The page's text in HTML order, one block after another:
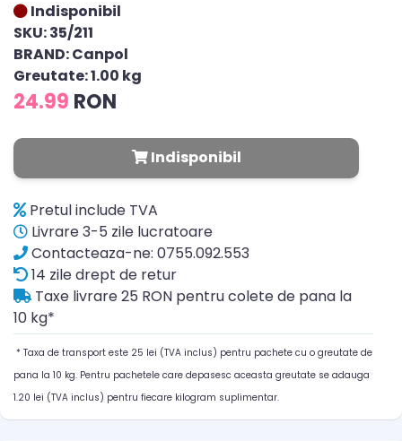
Indisponibil
SKU: 35/211
BRAND: Canpol
Greutate: 1.00 kg
24.99 RON
Indisponibil
Pretul include TVA
Livrare 3-5 zile lucratoare
Contacteaza-ne: 0755.092.553
14 zile drept de retur
Taxe livrare 25 RON pentru colete de pana la
10 kg*
* Taxa de transport este 25 lei (TVA inclus) pentru pachete cu o greutate de
pana la 10 kg. Pentru pachetele care depasesc aceasta greutate se adauga
1.20 lei (TVA inclus) pentru fiecare kilogram suplimentar.